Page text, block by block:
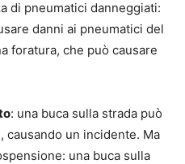
di pneumatici danneggiati:
danni ai pneumatici del
foratura, che può causare
: una buca sulla strada può
causando un incidente. Ma
una buca sulla